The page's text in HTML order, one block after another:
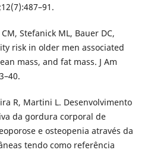
Stefanick ML, Bauer DC,
risk in older men associated
mass, and fat mass. J Am
R, Martini L. Desenvolvimento
da gordura corporal de
e osteopenia através da
tendo como referência